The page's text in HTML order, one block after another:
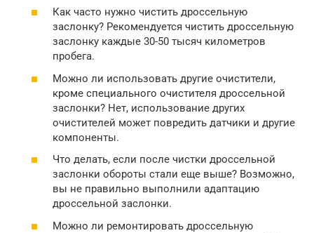
Как часто нужно чистить дроссельную
заслонку? Рекомендуется чистить дроссельную
заслонку каждые 30-50 тысяч километров
пробега.
Можно ли использовать другие очистители,
кроме специального очистителя дроссельной
заслонки? Нет, использование других
очистителей может повредить датчики и другие
компоненты.
Что делать, если после чистки дроссельной
заслонки обороты стали еще выше? Возможно,
вы не правильно выполнили адаптацию
дроссельной заслонки.
Можно ли ремонтировать дроссельную